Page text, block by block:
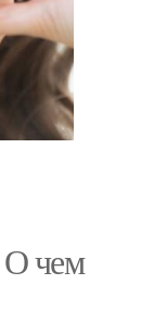
О чем